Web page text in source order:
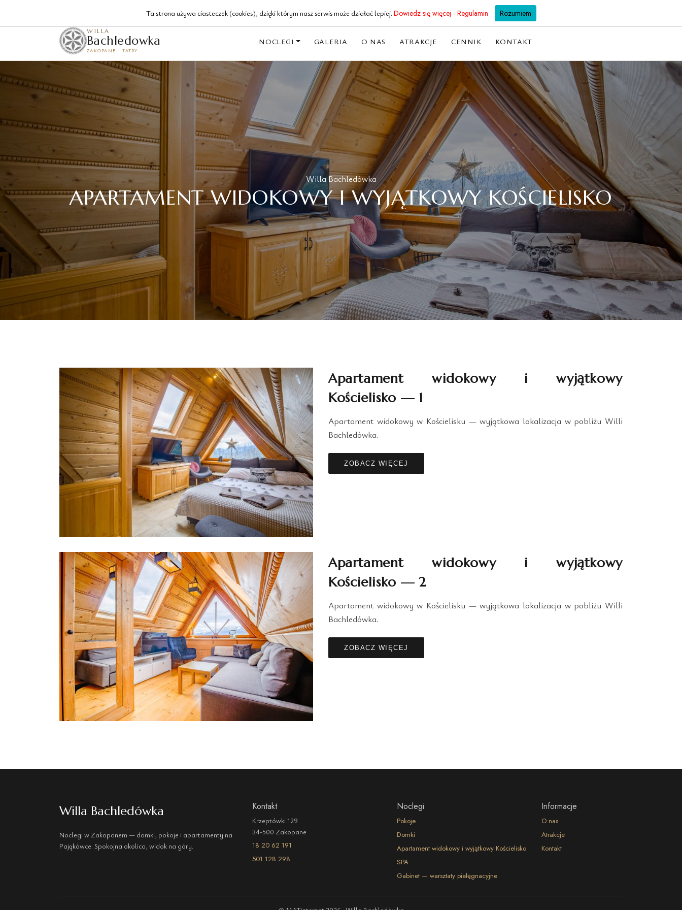
Krzeptówki 129, Zakopane 18 20 62 191 501 128 298 biuro@willabachledowka.pl
WILLA
Bachledowka
ZAKOPANE · TATRY
NOCLEGI GALERIA O NAS ATRAKCJE CENNIK KONTAKT
Willa Bachledówka
APARTAMENT WIDOKOWY I WYJĄTKOWY KOŚCIELISKO
Apartament widokowy i wyjątkowy
Kościelisko — 1
Apartament widokowy w Kościelisku — wyjątkowa lokalizacja w pobliżu Willi
Bachledówka.
ZOBACZ WIĘCEJ
Apartament widokowy i wyjątkowy
Kościelisko — 2
Apartament widokowy w Kościelisku — wyjątkowa lokalizacja w pobliżu Willi
Bachledówka.
ZOBACZ WIĘCEJ
Willa Bachledówka
Noclegi w Zakopanem — domki, pokoje i apartamenty na
Pająkówce. Spokojna okolica, widok na góry.
Kontakt
Krzeptówki 129
34-500 Zakopane
18 20 62 191
501 128 298
Noclegi
Pokoje
Domki
Apartament widokowy i wyjątkowy Kościelisko
SPA
Gabinet — warsztaty pielęgnacyjne
Informacje
O nas
Atrakcje
Kontakt
Ta strona używa ciasteczek (cookies), dzięki którym nasz serwis może działać lepiej. Dowiedz się więcej - Regulamin Rozumiem